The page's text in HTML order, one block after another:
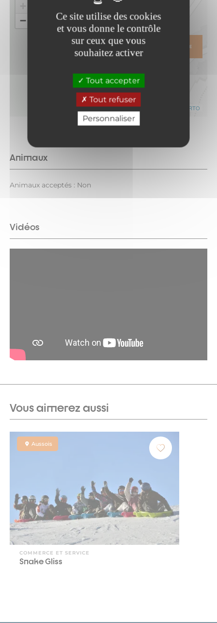
Ce site utilise des cookies
et vous donne le contrôle
sur ceux que vous
souhaitez activer
Tout accepter
Tout refuser
Personnaliser
−
Leaflet|©OpenStreetMap CARTO
ITINÉRAIRE
Animaux
Animaux acceptés : Non
Vidéos
Vous aimerez aussi
Aussois
COMMERCE ET SERVICE
Snake Gliss